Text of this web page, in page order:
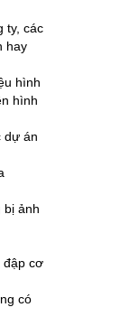
ty, các
hay
hình
hình
dự án
bị ảnh
đập cơ
có